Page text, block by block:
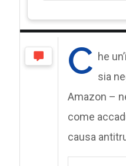
C he
sia
Amazon –
come
causa